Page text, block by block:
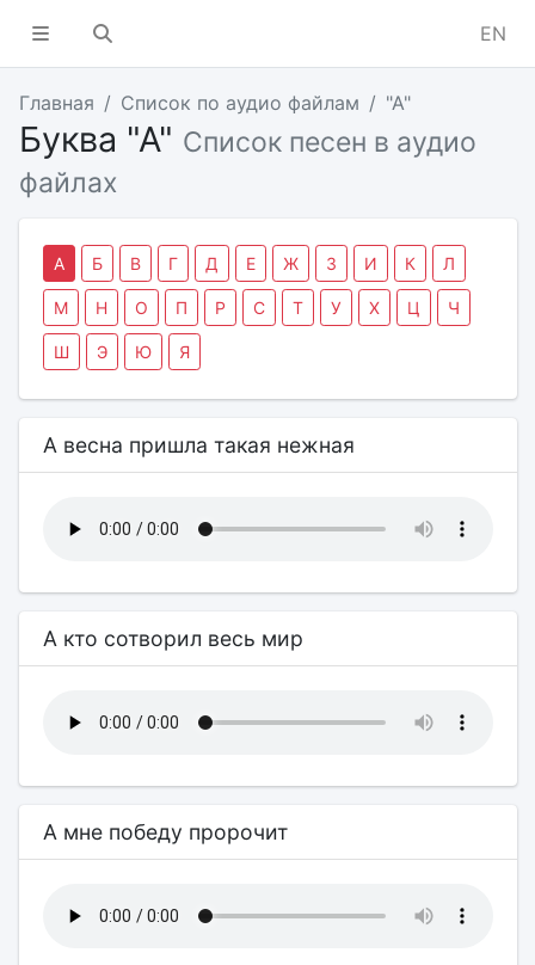
EN
Главная Список по аудио файлам "А"
Буква "А" Список песен в аудио
файлах
А Б В Г Д Е Ж З И К Л
М Н О П Р С Т У Х Ц Ч
Ш Э Ю Я
А весна пришла такая нежная
А кто сотворил весь мир
А мне победу пророчит